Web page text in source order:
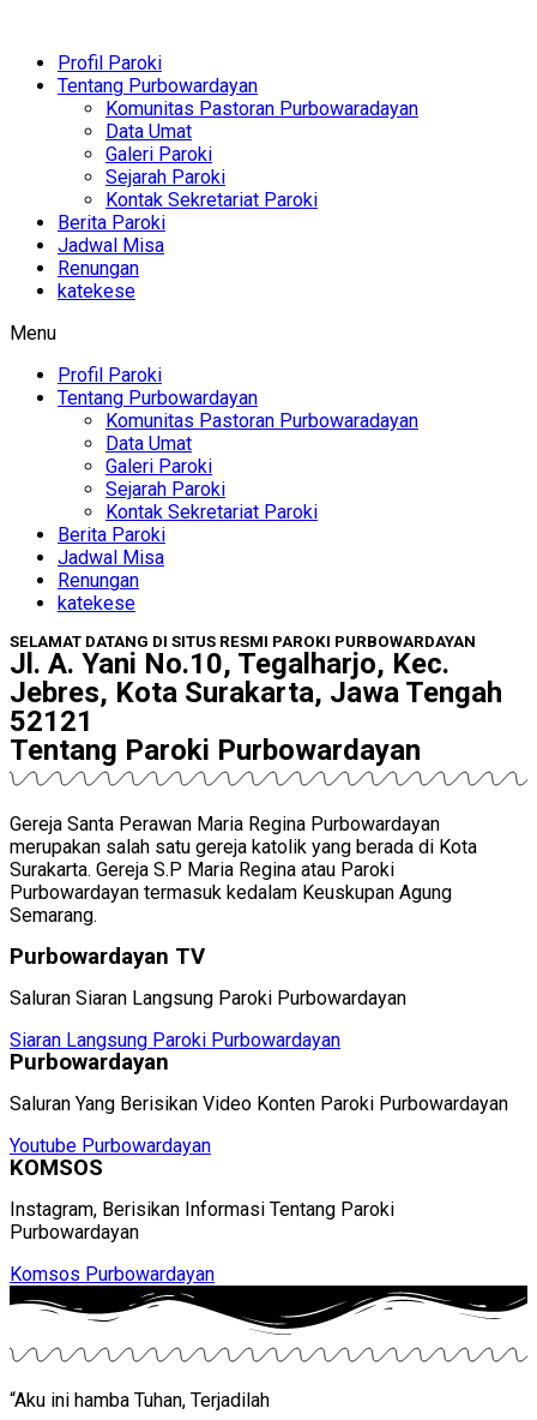
Profil Paroki
Tentang Purbowardayan
Komunitas Pastoran Purbowaradayan
Data Umat
Galeri Paroki
Sejarah Paroki
Kontak Sekretariat Paroki
Berita Paroki
Jadwal Misa
Renungan
katekese
Menu
Profil Paroki
Tentang Purbowardayan
Komunitas Pastoran Purbowaradayan
Data Umat
Galeri Paroki
Sejarah Paroki
Kontak Sekretariat Paroki
Berita Paroki
Jadwal Misa
Renungan
katekese
SELAMAT DATANG DI SITUS RESMI PAROKI PURBOWARDAYAN
Jl. A. Yani No.10, Tegalharjo, Kec.
Jebres, Kota Surakarta, Jawa Tengah
52121
Tentang Paroki Purbowardayan
Gereja Santa Perawan Maria Regina Purbowardayan
merupakan salah satu gereja katolik yang berada di Kota
Surakarta. Gereja S.P Maria Regina atau Paroki
Purbowardayan termasuk kedalam Keuskupan Agung
Semarang.
Purbowardayan TV
Saluran Siaran Langsung Paroki Purbowardayan
Siaran Langsung Paroki Purbowardayan
Purbowardayan
Saluran Yang Berisikan Video Konten Paroki Purbowardayan
Youtube Purbowardayan
KOMSOS
Instagram, Berisikan Informasi Tentang Paroki
Purbowardayan
Komsos Purbowardayan
“Aku ini hamba Tuhan, Terjadilah